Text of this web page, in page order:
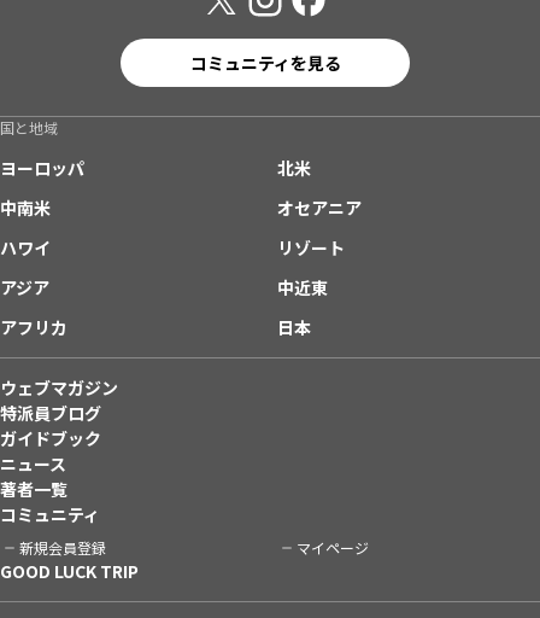
コミュニティを見る
国と地域
ヨーロッパ
北米
中南米
オセアニア
ハワイ
リゾート
アジア
中近東
アフリカ
日本
ウェブマガジン
特派員ブログ
ガイドブック
ニュース
著者一覧
コミュニティ
新規会員登録 マイページ
GOOD LUCK TRIP